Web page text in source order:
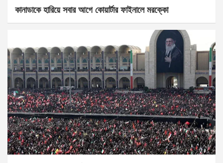
কানাডাকে হারিয়ে সবার আগে কোয়ার্টার ফাইনালে মরক্কো